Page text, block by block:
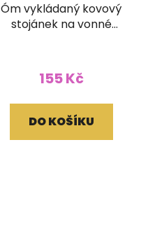
Óm vykládaný kovový
stojánek na vonné
155 Kč
DO KOŠÍKU